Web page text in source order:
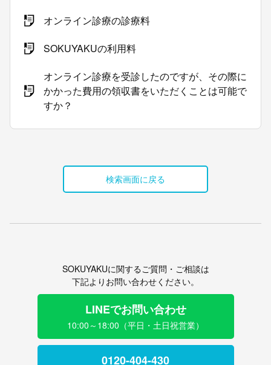
オンライン診療の診療料
SOKUYAKUの利用料
オンライン診療を受診したのですが、その際に
かかった費用の領収書をいただくことは可能で
すか？
検索画面に戻る
SOKUYAKUに関するご質問・ご相談は
下記よりお問い合わせください。
LINEでお問い合わせ
10:00～18:00（平日・土日祝営業）
0120-404-430